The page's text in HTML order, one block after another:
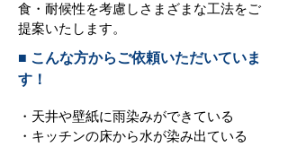
食・耐候性を考慮しさまざまな工法をご
提案いたします。
■ こんな方からご依頼いただいていま
す！
・天井や壁紙に雨染みができている
・キッチンの床から水が染み出ている